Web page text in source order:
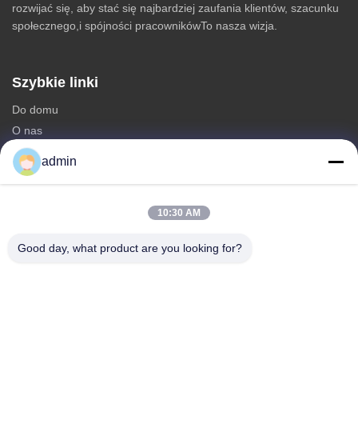
rozwijać się, aby stać się najbardziej zaufania klientów, szacunku
społecznego,i spójności pracownikówTo nasza wizja.
Szybkie linki
Do domu
O nas
produkty
Skontaktuj się z nami
trójkątna wieża antenowa
admin
10:30 AM
Good day, what product are you looking for?